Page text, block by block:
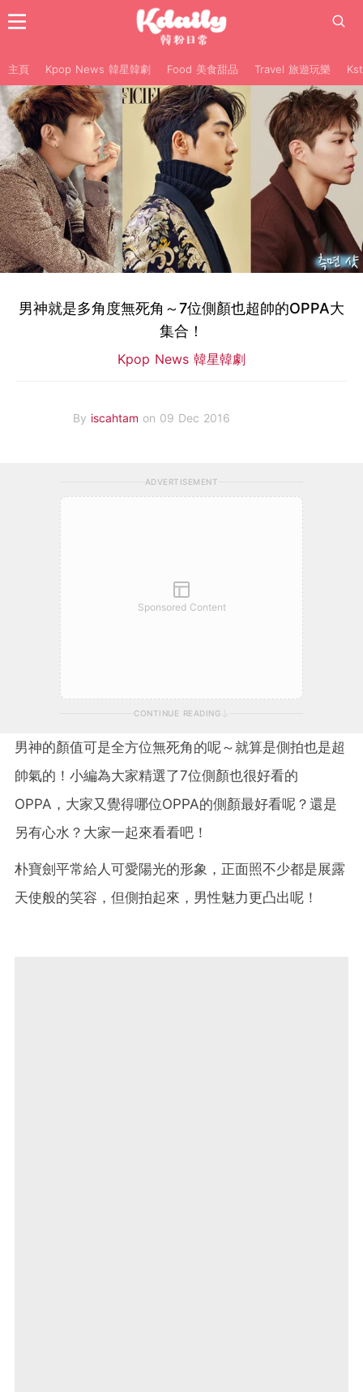
主頁 Kpop News 韓星韓劇 Food 美食甜品 Travel 旅遊玩樂
男神就是多角度無死角～7位側顏也超帥的OPPA大
集合！
Kpop News 韓星韓劇
By iscahtam on 09 Dec 2016
ADVERTISEMENT
Sponsored Content
CONTINUE READING
男神的顏值可是全方位無死角的呢～就算是側拍也是超
帥氣的！小編為大家精選了7位側顏也很好看的
OPPA，大家又覺得哪位OPPA的側顏最好看呢？還是
另有心水？大家一起來看看吧！
朴寶劍平常給人可愛陽光的形象，正面照不少都是展露
天使般的笑容，但側拍起來，男性魅力更凸出呢！